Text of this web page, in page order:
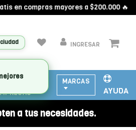
compras mayores a $200.000 🔥
INGRESAR
MARCAS
AYUDA
a tus necesidades.